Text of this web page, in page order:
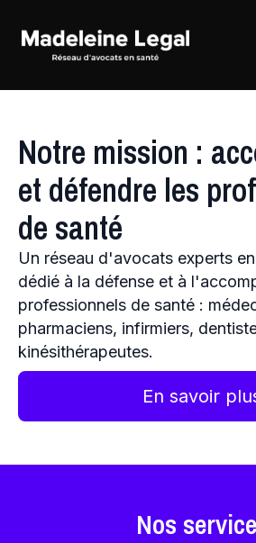
Notre mission :
et défendre les
de santé
Un réseau d'avocats experts
dédié à la défense et à
professionnels de santé :
pharmaciens, infirmiers,
kinésithérapeutes.
En savoir
Nos